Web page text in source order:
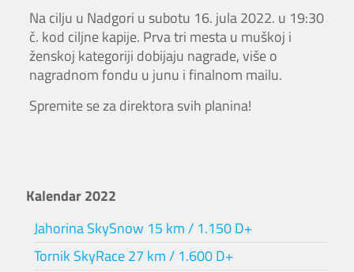
Na cilju u Nadgori u subotu 16. jula 2022. u 19:30
č. kod ciljne kapije. Prva tri mesta u muškoj i
ženskoj kategoriji dobijaju nagrade, više o
nagradnom fondu u junu i finalnom mailu.
Spremite se za direktora svih planina!
Kalendar 2022
Jahorina SkySnow 15 km / 1.150 D+
Tornik SkyRace 27 km / 1.600 D+